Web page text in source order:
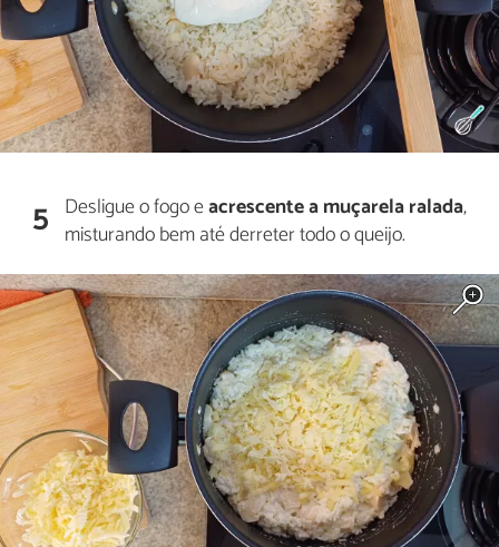
5 Desligue o fogo eacrescente a muçarela ralada,
misturando bem até derreter todo o queijo.